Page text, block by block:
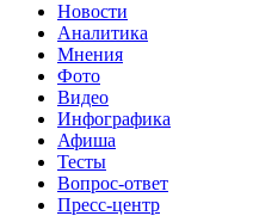
Новости
Аналитика
Мнения
Фото
Видео
Инфографика
Афиша
Тесты
Вопрос-ответ
Пресс-центр